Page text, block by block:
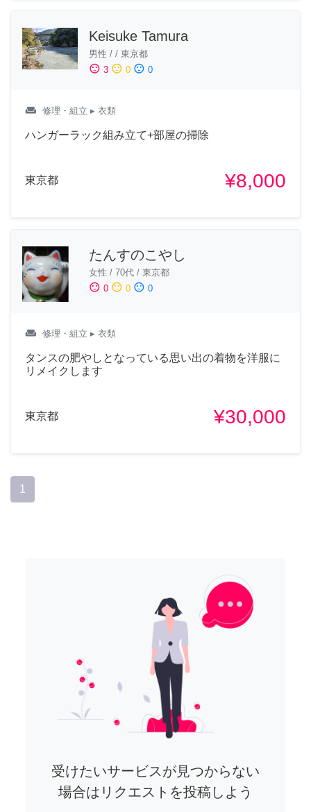
Keisuke Tamura
男性 / / 東京都
sentiment_satisfied 3 sentiment_neutral 0 sentiment_dissatisfied 0
weekend 修理・組立 ▸ 衣類
ハンガーラック組み立て+部屋の掃除
東京都 ¥8,000
たんすのこやし
女性 / 70代 / 東京都
sentiment_satisfied 0 sentiment_neutral 0 sentiment_dissatisfied 0
weekend 修理・組立 ▸ 衣類
タンスの肥やしとなっている思い出の着物を洋服に
リメイクします
東京都 ¥30,000
1
受けたいサービスが見つからない
場合はリクエストを投稿しよう